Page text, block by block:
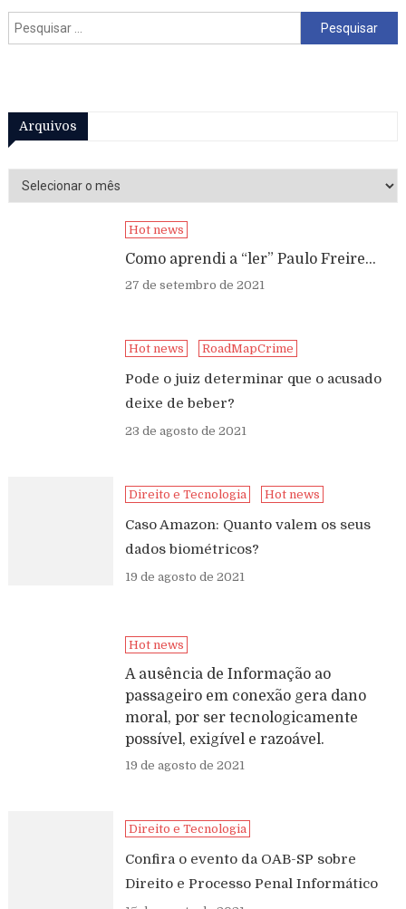
Pesquisar
por:
Arquivos
Arquivos
Hot news
Como aprendi a “ler” Paulo Freire…
27 de setembro de 2021
Hot news RoadMapCrime
Pode o juiz determinar que o acusado
deixe de beber?
23 de agosto de 2021
Direito e Tecnologia Hot news
Caso Amazon: Quanto valem os seus
dados biométricos?
19 de agosto de 2021
Hot news
A ausência de Informação ao
passageiro em conexão gera dano
moral, por ser tecnologicamente
possível, exigível e razoável.
19 de agosto de 2021
Direito e Tecnologia
Confira o evento da OAB-SP sobre
Direito e Processo Penal Informático